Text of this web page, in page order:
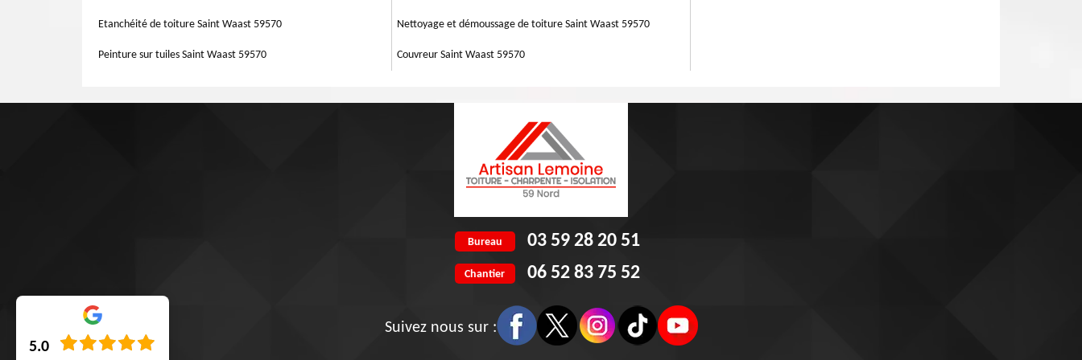
Etanchéité de toiture Saint Waast 59570
Peinture sur tuiles Saint Waast 59570
Nettoyage et démoussage de toiture Saint Waast 59570
Couvreur Saint Waast 59570
Bureau 03 59 28 20 51
Chantier 06 52 83 75 52
Suivez nous sur :
5.0